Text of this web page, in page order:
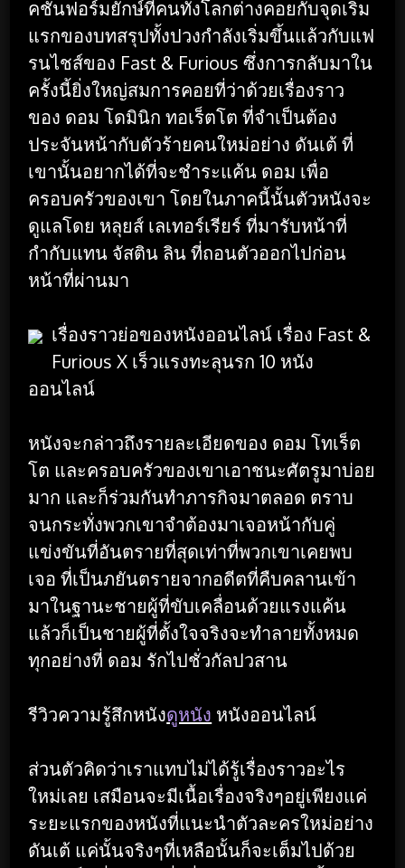
คชั่นฟอร์มยักษ์ที่คนทั่งโลกต่างคอยกับจุดเริ่ม
แรกของบทสรุปทั้งปวงกำลังเริ่มขึ้นแล้วกับแฟ
รนไชส์ของ Fast & Furious ซึ่งการกลับมาใน
ครั้งนี้ยิ่งใหญ่สมการคอยที่ว่าด้วยเรื่องราว
ของ ดอม โดมินิก ทอเร็ตโต ที่จำเป็นต้อง
ประจันหน้ากับตัวร้ายคนใหม่อย่าง ดันเต้ ที่
เขานั้นอยากได้ที่จะชำระแค้น ดอม เพื่อ
ครอบครัวของเขา โดยในภาคนี้นั้นตัวหนังจะ
ดูแลโดย หลุยส์ เลเทอร์เรียร์ ที่มารับหน้าที่
กำกับแทน จัสติน ลิน ที่ถอนตัวออกไปก่อน
หน้าที่ผ่านมา
เรื่องราวย่อของหนังออนไลน์ เรื่อง Fast &
Furious X เร็วแรงทะลุนรก 10 หนัง
ออนไลน์
หนังจะกล่าวถึงรายละเอียดของ ดอม โทเร็ต
โต และครอบครัวของเขาเอาชนะศัตรูมาบ่อย
มาก และก็ร่วมกันทำภารกิจมาตลอด ตราบ
จนกระทั่งพวกเขาจำต้องมาเจอหน้ากับคู่
แข่งขันที่อันตรายที่สุดเท่าที่พวกเขาเคยพบ
เจอ ที่เป็นภยันตรายจากอดีตที่คืบคลานเข้า
มาในฐานะชายผู้ที่ขับเคลื่อนด้วยแรงแค้น
แล้วก็เป็นชายผู้ที่ตั้งใจจริงจะทำลายทั้งหมด
ทุกอย่างที่ ดอม รักไปชั่วกัลปวสาน
รีวิวความรู้สึกหนังดูหนัง หนังออนไลน์
ส่วนตัวคิดว่าเราแทบไม่ได้รู้เรื่องราวอะไร
ใหม่เลย เสมือนจะมีเนื้อเรื่องจริงๆอยู่เพียงแค่
ระยะแรกของหนังที่แนะนำตัวละครใหม่อย่าง
ดันเต้ แค่นั้นจริงๆที่เหลือนั้นก็จะเต็มไปด้วย